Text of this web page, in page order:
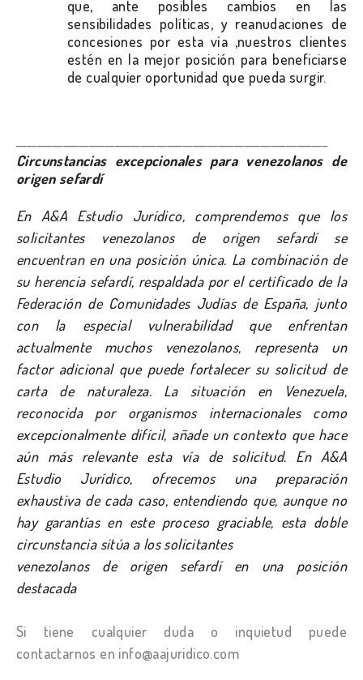
que, ante posibles cambios en las
sensibilidades políticas, y reanudaciones de
concesiones por esta vía ,nuestros clientes
estén en la mejor posición para beneficiarse
de cualquier oportunidad que pueda surgir.
Circunstancias excepcionales para venezolanos de
origen sefardí
En A&A Estudio Jurídico, comprendemos que los
solicitantes venezolanos de origen sefardí se
encuentran en una posición única. La combinación de
su herencia sefardí, respaldada por el certificado de la
Federación de Comunidades Judías de España, junto
con la especial vulnerabilidad que enfrentan
actualmente muchos venezolanos, representa un
factor adicional que puede fortalecer su solicitud de
carta de naturaleza. La situación en Venezuela,
reconocida por organismos internacionales como
excepcionalmente difícil, añade un contexto que hace
aún más relevante esta vía de solicitud. En A&A
Estudio Jurídico, ofrecemos una preparación
exhaustiva de cada caso, entendiendo que, aunque no
hay garantías en este proceso graciable, esta doble
circunstancia sitúa a los solicitantes
venezolanos de origen sefardí en una posición
destacada
Si tiene cualquier duda o inquietud puede
contactarnos en info@aajuridico.com